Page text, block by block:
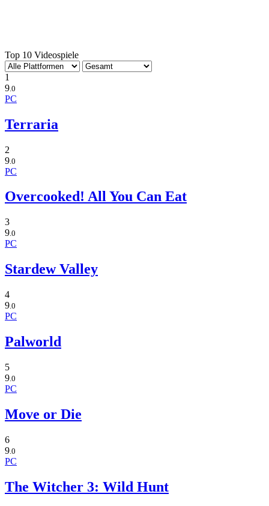
Top 10 Videospiele
1
9 .0
PC
Terraria
2
9 .0
PC
Overcooked! All You Can Eat
3
9.0
PC
Stardew Valley
4
9.0
PC
Palworld
5
9.0
PC
Move or Die
6
9 .0
PC
The Witcher 3: Wild Hunt